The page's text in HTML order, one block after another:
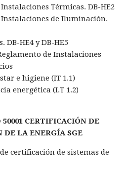
Térmicas. DB-HE2
de Iluminación.
DB-HE4 y DB-HE5
de Instalaciones
e higiene (IT 1.1)
energética (I.T 1.2)
CERTIFICACIÓN DE
DE LA ENERGÍA SGE
certificación de sistemas de